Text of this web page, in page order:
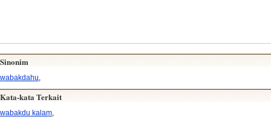
Sinonim
wabakdahu
Kata-kata Terkait
wabakdu kalam,